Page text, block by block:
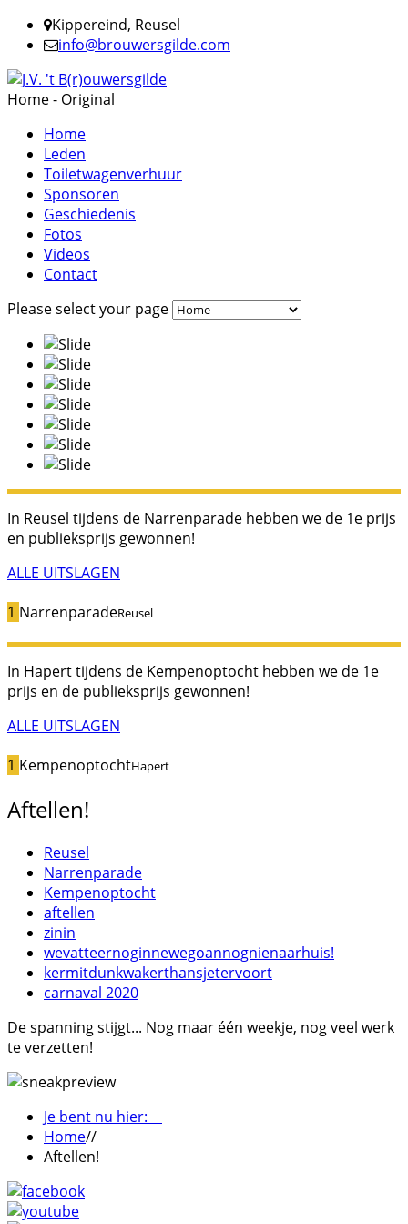
Kippereind, Reusel
info@brouwersgilde.com
Home - Original
Home
Leden
Toiletwagenverhuur
Sponsoren
Geschiedenis
Fotos
Videos
Contact
Please select your page
In Reusel tijdens de Narrenparade hebben we de 1e prijs
en publieksprijs gewonnen!
ALLE UITSLAGEN
1 NarrenparadeReusel
In Hapert tijdens de Kempenoptocht hebben we de 1e
prijs en de publieksprijs gewonnen!
ALLE UITSLAGEN
1 KempenoptochtHapert
Aftellen!
Reusel
Narrenparade
Kempenoptocht
aftellen
zinin
wevatteernoginnewegoannognienaarhuis!
kermitdunkwakerthansjetervoort
carnaval 2020
De spanning stijgt... Nog maar één weekje, nog veel werk
te verzetten!
Je bent nu hier:
Home//
Aftellen!